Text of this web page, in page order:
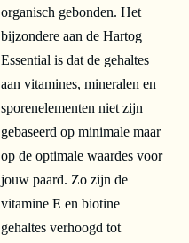
organisch gebonden. Het
bijzondere aan de Hartog
Essential is dat de gehaltes
aan vitamines, mineralen en
sporenelementen niet zijn
gebaseerd op minimale maar
op de optimale waardes voor
jouw paard. Zo zijn de
vitamine E en biotine
gehaltes verhoogd tot